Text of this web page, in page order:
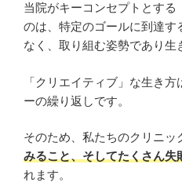
当院がキーコンセプトとする
のは、特定のゴールに到達す
なく、取り組む姿勢であり生
「クリエイティブ」な生き
ーの繰り返しです。
そのため、私たちのクリニッ
みること、そしてたくさん失
れます。